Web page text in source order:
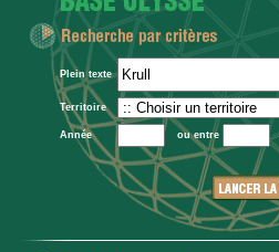
Plein texte
Territoire
Année ou entre